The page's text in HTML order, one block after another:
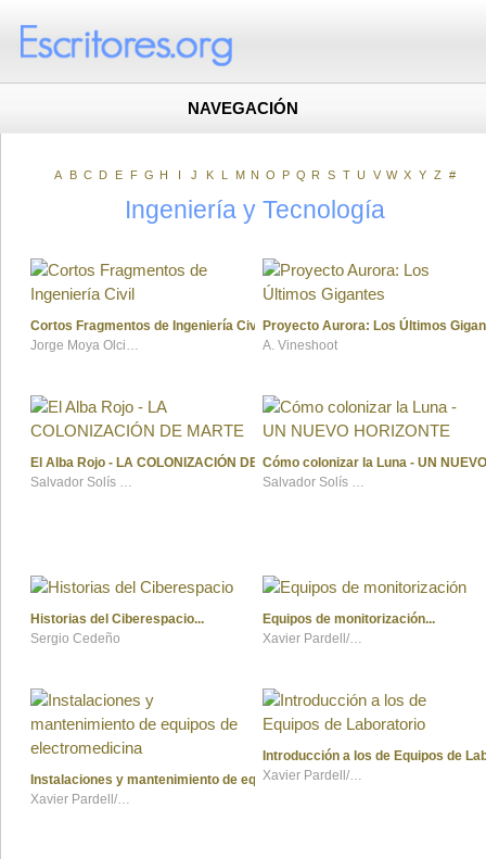
NAVEGACIÓN
A B C D E F G H J K L M N O P Q R S T U V W X Y Z #
Ingeniería y Tecnología
Cortos Fragmentos de Ingeniería Civil
Jorge Moya Olcina
Proyecto Aurora: Los Últimos
A. Vineshoot
El Alba Rojo - LA COLONIZACIÓN DE MARTE
Salvador Solís Rizo
Cómo colonizar la Luna - UN
Salvador Solís Rizo
Historias del Ciberespacio
Sergio Cedeño
Equipos de monitorización
Xavier Pardell/Carlos Ontiveros
Instalaciones y mantenimiento de equipos de electromedicina
Xavier Pardell/Carlos Ontiveros
Introducción a los de Equipos de
Xavier Pardell/Carlos Ontiveros